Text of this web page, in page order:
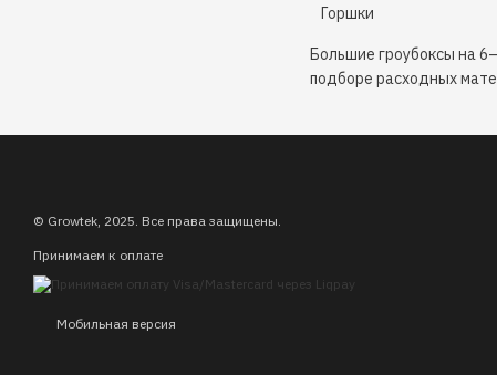
Горшки
Большие гроубоксы на
подборе расходных
© Growtek, 2025. Все права защищены.
Принимаем к оплате
Мобильная версия